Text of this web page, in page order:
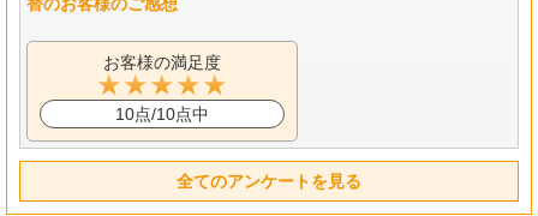
お客様の満足度
10点/10点中
全てのアンケートを見る